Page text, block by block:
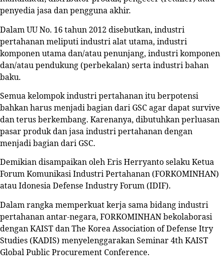
penyedia jasa dan pengguna akhir.
Dalam UU No. 16 tahun 2012 disebutkan, industri
pertahanan meliputi industri alat utama, industri
komponen utama dan/atau penunjang, industri komponen
dan/atau pendukung (perbekalan) serta industri bahan
baku.
Semua kelompok industri pertahanan itu berpotensi
bahkan harus menjadi bagian dari GSC agar dapat survive
dan terus berkembang. Karenanya, dibutuhkan perluasan
pasar produk dan jasa industri pertahanan dengan
menjadi bagian dari GSC.
Demikian disampaikan oleh Eris Herryanto selaku Ketua
Forum Komunikasi Industri Pertahanan (FORKOMINHAN)
atau Idonesia Defense Industry Forum (IDIF).
Dalam rangka memperkuat kerja sama bidang industri
pertahanan antar-negara, FORKOMINHAN bekolaborasi
dengan KAIST dan The Korea Association of Defense Itry
Studies (KADIS) menyelenggarakan Seminar 4th KAIST
Global Public Procurement Conference.